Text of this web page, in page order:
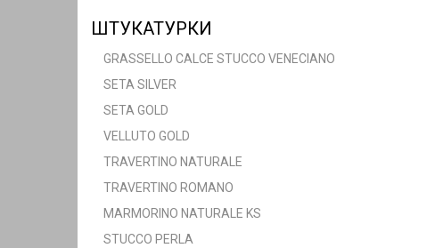
ШТУКАТУРКИ
GRASSELLO CALCE STUCCO VENECIANO
SETA SILVER
SETA GOLD
VELLUTO GOLD
TRAVERTINO NATURALE
TRAVERTINO ROMANO
MARMORINO NATURALE KS
STUCCO PERLA